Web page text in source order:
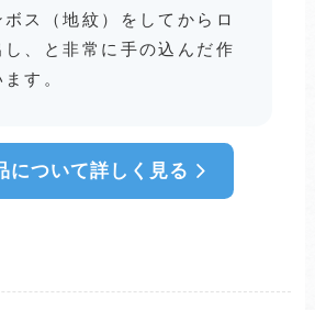
ス（地紋）をしてからロ
し、と非常に手の込んだ作
す。
について詳しく見る